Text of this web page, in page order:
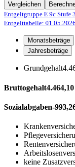
Vergleichen
Entgeltgruppe E 9c Stufe 3
Entgelttabelle: 01.05.2026
Monatsbeträge
Jahresbeträge
Grundgehalt
Bruttogehalt
Sozialabgaben-
keine